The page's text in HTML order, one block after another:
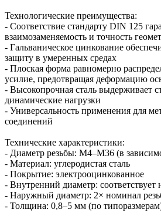
Технологические преимущества:
- Соответствие стандарту DIN 125
взаимозаменяемость и точность
- Гальваническое цинкование
защиту в умеренных средах
- Плоская форма равномерно
усилие, предотвращая деформацию
- Высокопрочная сталь выдерживает
динамические нагрузки
- Универсальность применения для
соединений
Технические характеристики:
- Диаметр резьбы: М4–М36 (в
- Материал: углеродистая сталь
- Покрытие: электрооцинкованное
- Внутренний диаметр: соответствует
- Наружный диаметр: 2× номинал
- Толщина: 0,8–5 мм (по